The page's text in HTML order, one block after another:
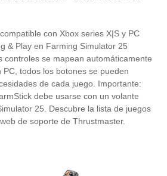
con Xbox series X|S y PC
& Play en Farming Simulator 25
controles se mapean automáticamente
todos los botones se pueden
de cada juego. Importante:
debe usarse con un volante
25. Descubre la lista de juegos
de soporte de Thrustmaster.